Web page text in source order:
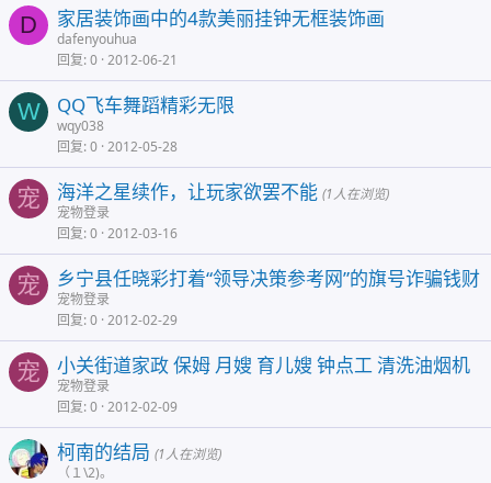
D 家居装饰画中的4款美丽挂钟无框装饰画
dafenyouhua
回复 0 2012-06-21
W QQ飞车舞蹈精彩无限
wqy038
回复 0 2012-05-28
宠 海洋之星续作，让玩家欲罢不能 (1人在浏览)
宠物登录
回复 0 2012-03-16
宠 乡宁县任晓彩打着“领导决策参考网”的旗号诈骗钱财
宠物登录
回复 0 2012-02-29
宠 小关街道家政 保姆 月嫂 育儿嫂 钟点工 清洗油烟机
宠物登录
回复 0 2012-02-09
柯南的结局 (1人在浏览)
（１\2)。